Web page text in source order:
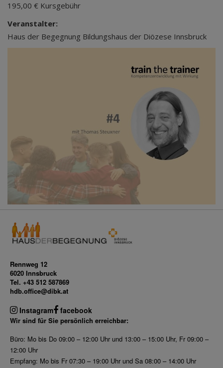
195,00 € Kursgebühr
Veranstalter:
Haus der Begegnung Bildungshaus der Diözese Innsbruck
Rennweg 12
6020 Innsbruck
Tel. +43 512 587869
hdb.office@dibk.at
Instagram facebook
Wir sind für Sie persönlich erreichbar:
Büro: Mo bis Do 09:00 – 12:00 Uhr und 13:00 – 15:00 Uhr, Fr 09:00 –
12:00 Uhr
Empfang: Mo bis Fr 07:30 – 19:00 Uhr und Sa 08:00 – 14:00 Uhr